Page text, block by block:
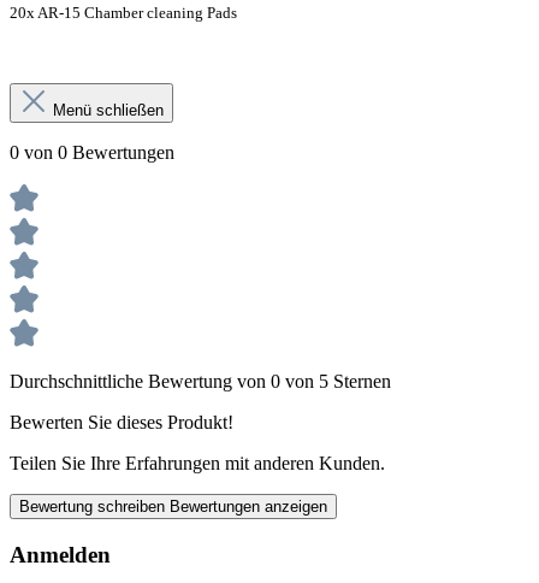
20x AR-15 Chamber cleaning Pads
Menü schließen
0 von 0 Bewertungen
Durchschnittliche Bewertung von 0 von 5 Sternen
Bewerten Sie dieses Produkt!
Teilen Sie Ihre Erfahrungen mit anderen Kunden.
Bewertung schreiben Bewertungen anzeigen
Anmelden